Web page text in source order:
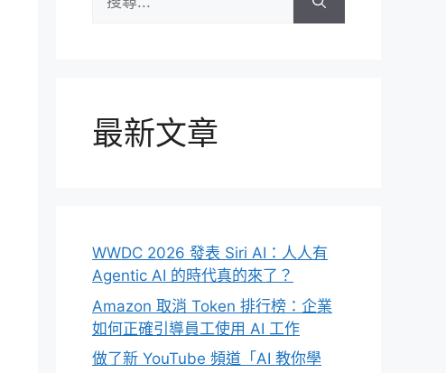
尋:
最新文章
WWDC 2026 發表 Siri AI：人人有
Agentic AI 的時代真的來了？
Amazon 取消 Token 排行榜：企業
如何正確引導員工使用 AI 工作
做了新 YouTube 頻道「AI 教你學